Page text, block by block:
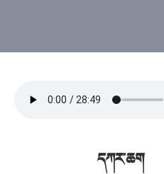
དཀར་ཆག